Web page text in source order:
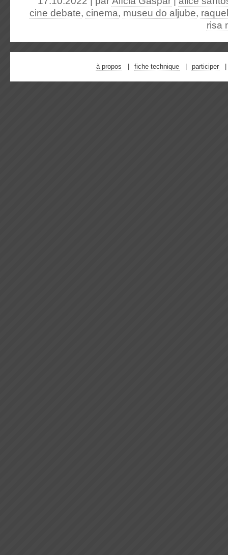
cine debate, cinema, museu do aljube,
risa
à propos fiche technique participer